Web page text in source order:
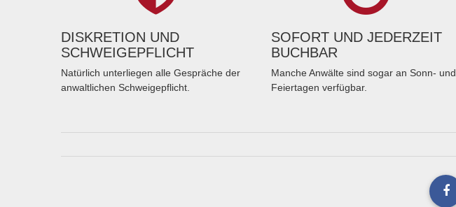
DISKRETION UND
SCHWEIGEPFLICHT
Natürlich unterliegen alle Gespräche der
anwaltlichen Schweigepflicht.
SOFORT UND JEDERZEIT
BUCHBAR
Manche Anwälte sind sogar an Sonn- und
Feiertagen verfügbar.